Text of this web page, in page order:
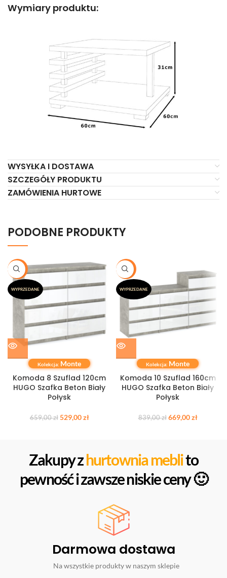
Wymiary produktu:
WYSYŁKA I DOSTAWA
SZCZEGÓŁY PRODUKTU
ZAMÓWIENIA HURTOWE
PODOBNE PRODUKTY
-20%
WYPRZEDANE
Kolekcja: Monte
Komoda 8 Szuflad 120cm
HUGO Szafka Beton Biały
Połysk
659,00zł 529,00zł
-20%
WYPRZEDANE
Kolekcja: Monte
Komoda 10 Szuflad 160cm
HUGO Szafka Beton Biały
Połysk
839,00zł 669,00zł
Zakupy zhurtownia meblito
pewność i zawsze niskie ceny 🙂
Darmowa dostawa
Na wszystkie produkty w naszym sklepie